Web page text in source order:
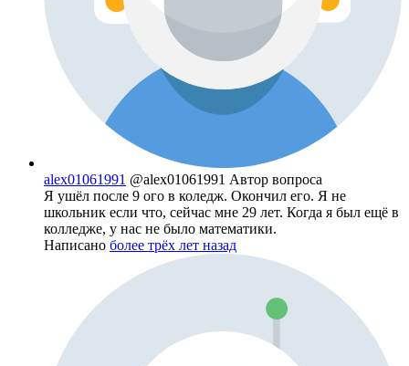
alex01061991 @alex01061991 Автор вопроса
Я ушёл после 9 ого в коледж. Окончил его. Я не
школьник если что, сейчас мне 29 лет. Когда я был ещё в
колледже, у нас не было математики.
Написано более трёх лет назад